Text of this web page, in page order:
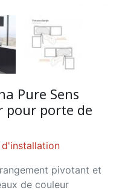
Pure Sens
pour porte de
pivotant et
de couleur